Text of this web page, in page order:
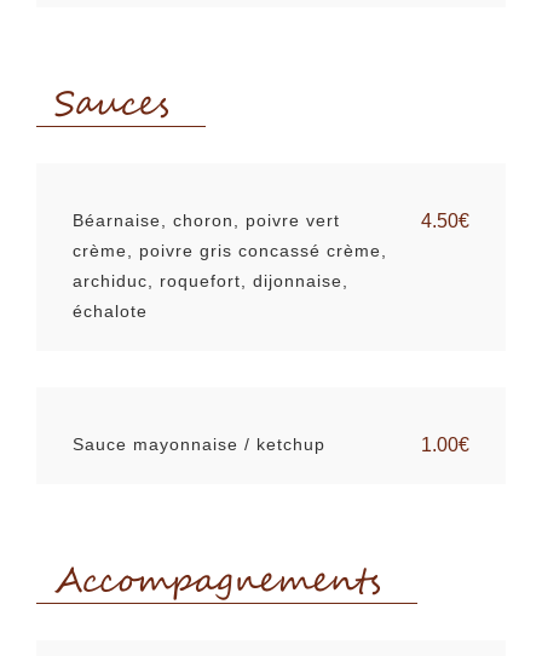
Sauces
Béarnaise, choron, poivre vert
crème, poivre gris concassé crème,
archiduc, roquefort, dijonnaise,
échalote
4.50€
Sauce mayonnaise / ketchup 1.00€
Accompagnements